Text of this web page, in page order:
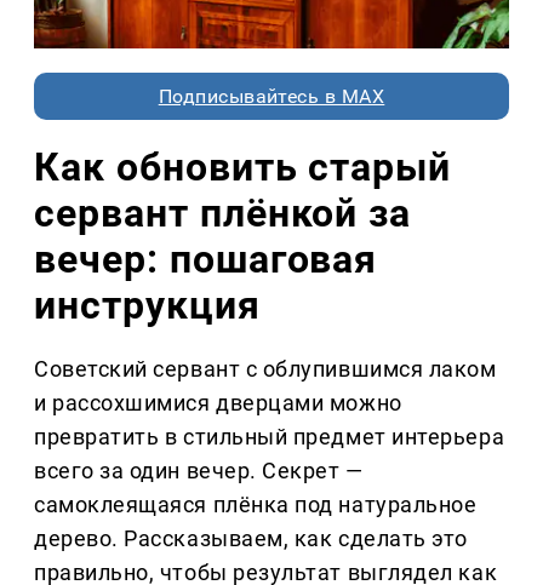
Подписывайтесь в MAX
Как обновить старый
сервант плёнкой за
вечер: пошаговая
инструкция
Советский сервант с облупившимся лаком
и рассохшимися дверцами можно
превратить в стильный предмет интерьера
всего за один вечер. Секрет —
самоклеящаяся плёнка под натуральное
дерево. Рассказываем, как сделать это
правильно, чтобы результат выглядел как